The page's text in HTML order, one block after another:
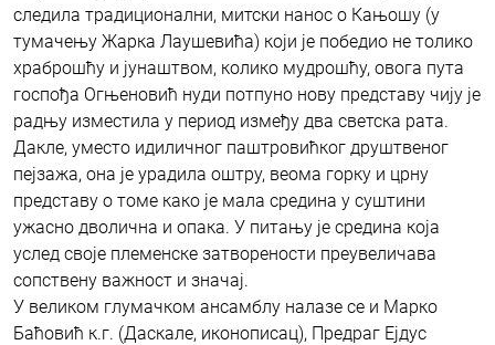
следила традиционални, митски нанос о Кањошу (у
тумачењу Жарка Лаушевића) који је победио не толико
храброшћу и јунаштвом, колико мудрошћу, овога пута
госпођа Огњеновић нуди потпуно нову представу чију је
радњу изместила у период између два светска рата.
Дакле, уместо идиличног паштровићког друштвеног
пејзажа, она је урадила оштру, веома горку и црну
представу о томе како је мала средина у суштини
ужасно дволична и опака. У питању је средина која
услед своје племенске затворености преувеличава
сопствену важност и значај.
У великом глумачком ансамблу налазе се и Марко
Баћовић к.г. (Даскале, иконописац), Предраг Ејдус